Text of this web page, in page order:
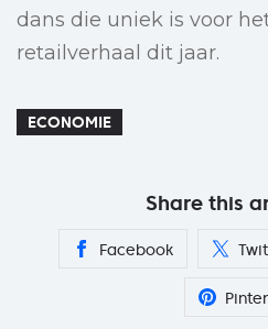
dans die uniek is voor
retailverhaal dit jaar.
ECONOMIE
Share this
Facebook